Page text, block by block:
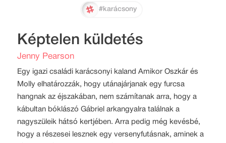
#karácsony
Képtelen küldetés
Jenny Pearson
Egy igazi családi karácsonyi kaland Amikor Oszkár és
Molly elhatározzák, hogy utánajárjanak egy furcsa
hangnak az éjszakában, nem számítanak arra, hogy a
kábultan bóklászó Gábriel arkangyalra találnak a
nagyszüleik hátsó kertjében. Arra pedig még kevésbé,
hogy a részesei lesznek egy versenyfutásnak, aminek a